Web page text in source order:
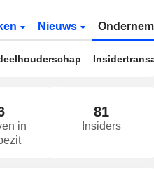
Nieuws
in
81
Insiders